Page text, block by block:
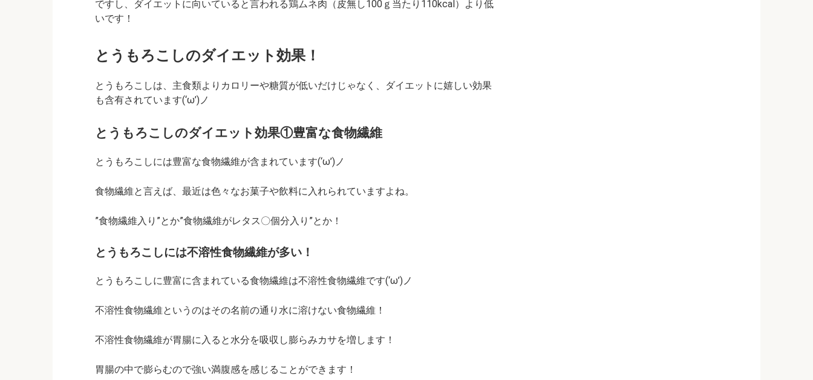
ですし、ダイエットに向いていると言われる鶏ムネ肉（皮無し100ｇ当たり110kcal）より低
いです！
とうもろこしのダイエット効果！
とうもろこしは、主食類よりカロリーや糖質が低いだけじゃなく、ダイエットに嬉しい効果
も含有されています(‘ω’)ノ
とうもろこしのダイエット効果①豊富な食物繊維
とうもろこしには豊富な食物繊維が含まれています(‘ω’)ノ
食物繊維と言えば、最近は色々なお菓子や飲料に入れられていますよね。
”食物繊維入り”とか”食物繊維がレタス〇個分入り”とか！
とうもろこしには不溶性食物繊維が多い！
とうもろこしに豊富に含まれている食物繊維は不溶性食物繊維です(‘ω’)ノ
不溶性食物繊維というのはその名前の通り水に溶けない食物繊維！
不溶性食物繊維が胃腸に入ると水分を吸収し膨らみカサを増します！
胃腸の中で膨らむので強い満腹感を感じることができます！